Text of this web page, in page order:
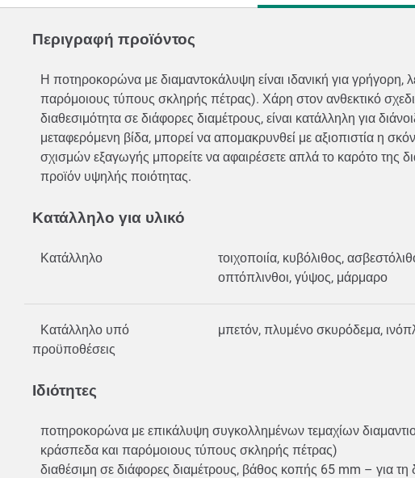
TAB:
Περιγραφή προϊόντος
Η ποτηροκορώνα με διαμαντοκάλυψη είναι ιδανική για
παρόμοιους τύπους σκληρής πέτρας). Χάρη στον ανθεκτικό
διαθεσιμότητα σε διάφορες διαμέτρους, είναι κατάλληλη για
μεταφερόμενη βίδα, μπορεί να απομακρυνθεί με αξιοπιστία η
σχισμών εξαγωγής μπορείτε να αφαιρέσετε απλά το καρότο της
προϊόν υψηλής ποιότητας.
Κατάλληλο για υλικό
Κατάλληλο
τοιχοποιία, κυβόλιθος,
οπτόπλινθοι, γύψος, μάρμαρο
Κατάλληλο υπό
προϋποθέσεις
μπετόν, πλυμένο σκυρόδεμα,
Ιδιότητες
ποτηροκορώνα με επικάλυψη συγκολλημένων τεμαχίων
κράσπεδα και παρόμοιους τύπους σκληρής πέτρας)
διαθέσιμη σε διάφορες διαμέτρους, βάθος κοπής 65 mm – για